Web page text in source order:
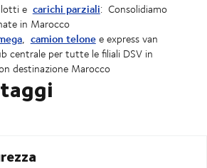
e carichi parziali: Consolidiamo
in Marocco
, camion telonee express van
centrale per tutte le filiali DSV in
destinazione Marocco